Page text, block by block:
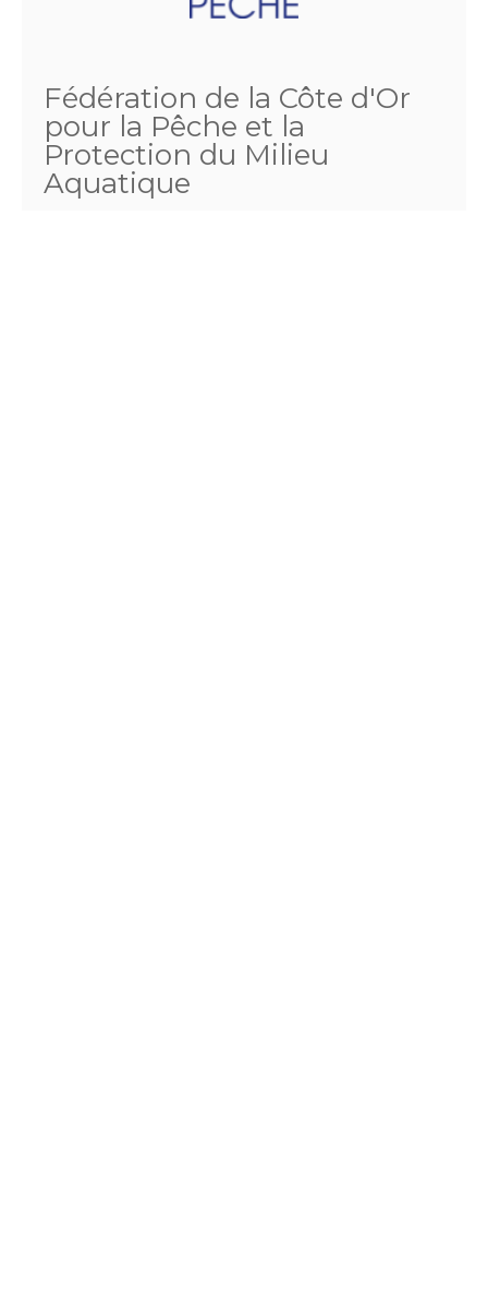
Fédération de la Côte d'Or
pour la Pêche et la
Protection du Milieu
Aquatique